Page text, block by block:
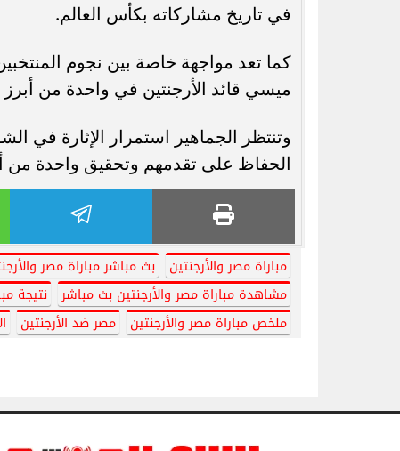
في تاريخ مشاركاته بكأس العالم.
كما تعد مواجهة خاصة بين نجوم
ميسي قائد الأرجنتين في واحدة من
وتنتظر الجماهير استمرار الإثارة في
الحفاظ على تقدمهم وتحقيق واحدة من
مباراة مصر والأرجنتين بث مباشر مباراة مصر
مشاهدة مباراة مصر والأرجنتين بث مباشر
نتيجة
ملخص مباراة مصر والأرجنتين
مصر ضد الأرجنتين